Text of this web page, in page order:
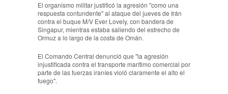
El organismo militar justificó la agresión "como una
respuesta contundente" al ataque del jueves de Irán
contra el buque M/V Ever Lovely, con bandera de
Singapur, mientras estaba saliendo del estrecho de
Ormuz a lo largo de la costa de Omán.
El Comando Central denunció que "la agresión
injustificada contra el transporte marítimo comercial por
parte de las fuerzas iraníes violó claramente el alto el
fuego".